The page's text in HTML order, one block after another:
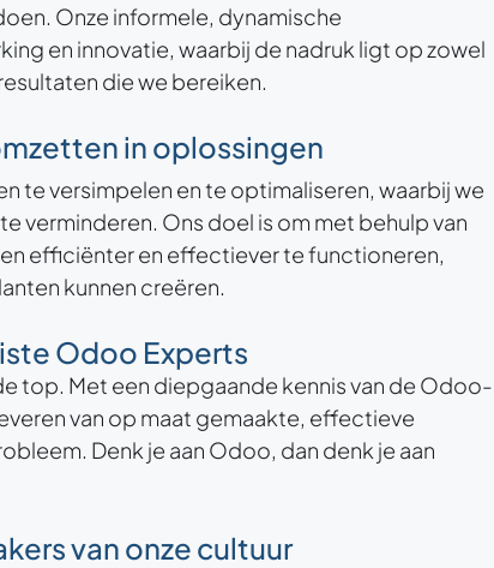
Onze informele, dynamische
en innovatie, waarbij de nadruk ligt op zowel
die we bereiken.
in oplossingen
te versimpelen en te optimaliseren, waarbij we
verminderen. Ons doel is om met behulp van
efficiënter en effectiever te functioneren,
kunnen creëren.
Odoo Experts
top. Met een diepgaande kennis van de Odoo-
van op maat gemaakte, effectieve
Denk je aan Odoo, dan denk je aan
van onze cultuur